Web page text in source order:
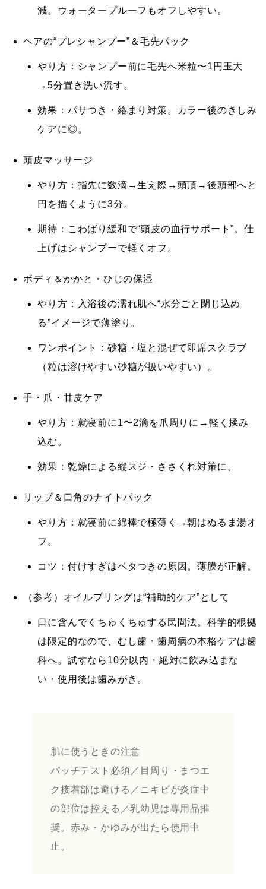
減。ウォータープルーフもオフしやすい。
ヘアの“プレシャンプー”＆毛先パック
やり方：シャンプー前に毛先へ米粒〜1円玉大
→5分置き洗い流す。
効果：パサつき・絡まり対策。カラー後のきしみ
ケアに◎。
頭皮マッサージ
やり方：指先に数滴→生え際→頭頂→後頭部へと
円を描くように3分。
期待：こわばり緩和で“頭皮の血行サポート”。仕
上げはシャンプーで軽くオフ。
ボディ＆かかと・ひじの保湿
やり方：入浴後の濡れ肌へ“水分ごと閉じ込め
る”イメージで薄塗り。
ワンポイント：砂糖・塩と混ぜて 即席スクラブ
（粒は溶けやすい砂糖が扱いやすい）。
手・爪・甘皮ケア
やり方：就寝前に1〜2滴を爪周りに→軽く揉み
込む。
効果：乾燥による縦スジ・ささくれ対策に。
リップ＆口角のナイトパック
やり方：就寝前に綿棒で極薄く→朝はぬるま湯オ
フ。
コツ：付けすぎはベタつきの原因。薄膜が正解。
（参考）オイルプリングは“補助的ケア”として
口に含んでくちゅくちゅする民間法。 科学的根拠
は限定的なので、むし歯・歯周病の本格ケアは歯
科へ。試すなら10分以内・ 絶対に飲み込まな
い ・使用後は歯みがき。
肌に使うときの注意
パッチテスト必須／ 目周り・まつエ
ク接着部は避ける ／ニキビが炎症中
の部位は控える／乳幼児は専用品推
奨。赤み・かゆみが出たら使用中
止。